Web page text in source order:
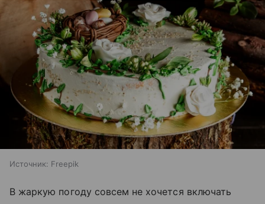
Источник: Freepik
В жаркую погоду совсем не хочется включать